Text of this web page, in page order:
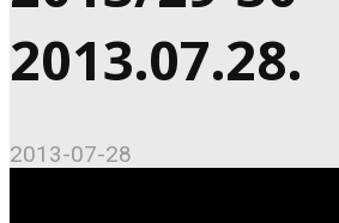
2013.07.28.
2013-07-28